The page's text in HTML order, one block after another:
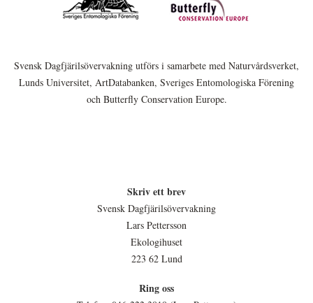
Svensk Dagfjärilsövervakning utförs i samarbete med Naturvårdsverket,
Lunds Universitet, ArtDatabanken, Sveriges Entomologiska Förening
och Butterfly Conservation Europe.
Skriv ett brev
Svensk Dagfjärilsövervakning
Lars Pettersson
Ekologihuset
223 62 Lund
Ring oss